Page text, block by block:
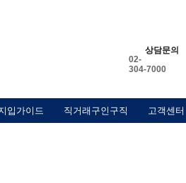
상담문의
02-
304-7000
입가이드 직거래구인구직 고객센터